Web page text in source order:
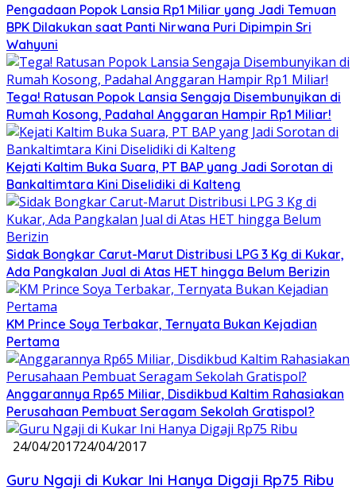
Pengadaan Popok Lansia Rp1 Miliar yang Jadi Temuan
BPK Dilakukan saat Panti Nirwana Puri Dipimpin Sri
Wahyuni
Tega! Ratusan Popok Lansia Sengaja Disembunyikan di
Rumah Kosong, Padahal Anggaran Hampir Rp1 Miliar!
Kejati Kaltim Buka Suara, PT BAP yang Jadi Sorotan di
Bankaltimtara Kini Diselidiki di Kalteng
Sidak Bongkar Carut-Marut Distribusi LPG 3 Kg di Kukar,
Ada Pangkalan Jual di Atas HET hingga Belum Berizin
KM Prince Soya Terbakar, Ternyata Bukan Kejadian
Pertama
Anggarannya Rp65 Miliar, Disdikbud Kaltim Rahasiakan
Perusahaan Pembuat Seragam Sekolah Gratispol?
24/04/201724/04/2017
Guru Ngaji di Kukar Ini Hanya Digaji Rp75 Ribu